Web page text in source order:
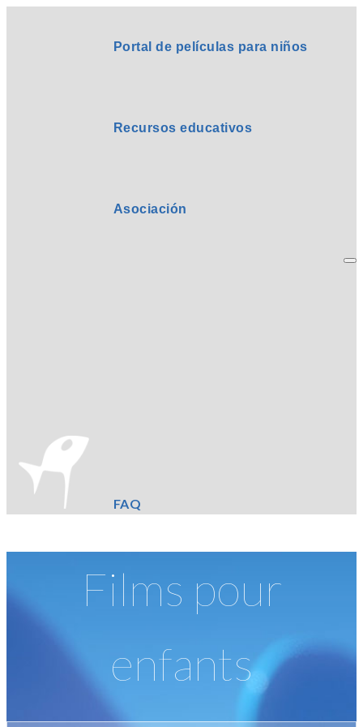
Portal de películas para niños
Recursos educativos
Asociación
FAQ
Films pour
enfants